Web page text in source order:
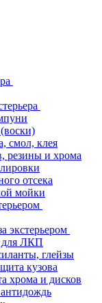
смол, клея
резины и хрома
отсека
мойки
экстерьером
для ЛКП
глейзы
кузова
хрома и дисков